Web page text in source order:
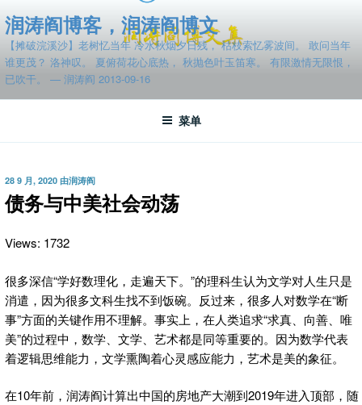
至
容
润涛阎博客，润涛阎博文
【摊破浣溪沙】老树忆当年 冷水秋烟夕日残， 枯枝索忆雾波间。 敢问当年
谁更茂？ 洛神叹。 夏俯荷花心底热， 秋抛色叶玉笛寒。 有限激情无限恨，
已吹干。 — 润涛阎 2013-09-16
菜单
发
布
于
28 9 月, 2020 由润涛阎
债务与中美社会动荡
Views: 1732
很多深信“学好数理化，走遍天下。”的理科生认为文学对人生只是
消遣，因为很多文科生找不到饭碗。反过来，很多人对数学在“断
事”方面的关键作用不理解。事实上，在人类追求“求真、向善、唯
美”的过程中，数学、文学、艺术都是同等重要的。因为数学代表
着逻辑思维能力，文学熏陶着心灵感应能力，艺术是美的象征。
在10年前，润涛阎计算出中国的房地产大潮到2019年进入顶部，随